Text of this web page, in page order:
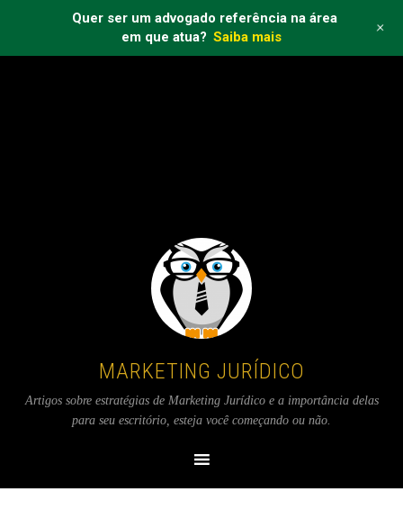
MARKETING JURÍDICO
Artigos sobre estratégias de Marketing Jurídico e a importância delas
para seu escritório, esteja você começando ou não.
Quer ser um advogado referência na área
em que atua? Saiba mais +